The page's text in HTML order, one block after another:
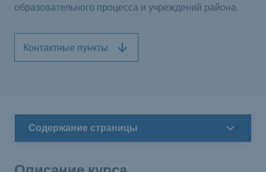
образовательного процесса и учреждений района.
Контактные пункты
Содержание страницы